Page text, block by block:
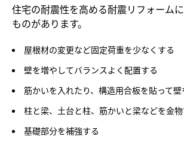
住まいづくりガイド
買う
分譲住宅（建売・土地）検索
中古住宅検索
法人のお客さま
企業不動産活用（CRE）戦略
医療・介護・子育て・障がい福祉施設
リフォーム事例
事業用
事業用リノベーション
ホテル・旅館リフォーム
分譲マンション開発事業
収益不動産・投資開発事業
建築再生事業
事業用売買
住まいるりんぐ（ロングサポート）
ミサワリフォーム
ご相談窓口
企業・IR
ニュース
MISAWAについて
IR情報
カタログ請求
住まいのご相談
住宅の耐震性を高める耐震リフォーム
ものがあります。
屋根材の変更など固定荷重を少なくする
壁を増やしてバランスよく配置する
筋かいを入れたり、構造用合板を貼って壁
柱と梁、土台と柱、筋かいと梁などを金
基礎部分を補強する